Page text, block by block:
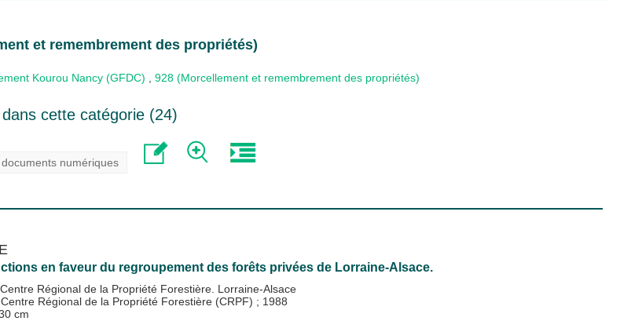
et remembrement des propriétés)
Kourou Nancy (GFDC) 928 (Morcellement et remembrement des propriétés)
cette catégorie (24)
numériques
en faveur du regroupement des forêts privées de Lorraine-Alsace.
Régional de la Propriété Forestière. Lorraine-Alsace
Régional de la Propriété Forestière (CRPF) ; 1988
cm